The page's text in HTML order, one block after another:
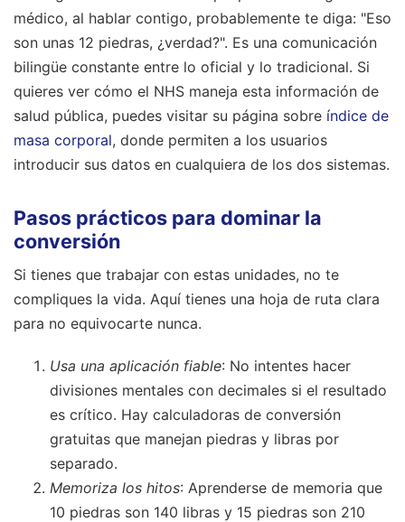
médico, al hablar contigo, probablemente te diga: "Eso
son unas 12 piedras, ¿verdad?". Es una comunicación
bilingüe constante entre lo oficial y lo tradicional. Si
quieres ver cómo el NHS maneja esta información de
salud pública, puedes visitar su página sobre índice de
masa corporal, donde permiten a los usuarios
introducir sus datos en cualquiera de los dos sistemas.
Pasos prácticos para dominar la
conversión
Si tienes que trabajar con estas unidades, no te
compliques la vida. Aquí tienes una hoja de ruta clara
para no equivocarte nunca.
Usa una aplicación fiable: No intentes hacer
divisiones mentales con decimales si el resultado
es crítico. Hay calculadoras de conversión
gratuitas que manejan piedras y libras por
separado.
Memoriza los hitos: Aprenderse de memoria que
10 piedras son 140 libras y 15 piedras son 210